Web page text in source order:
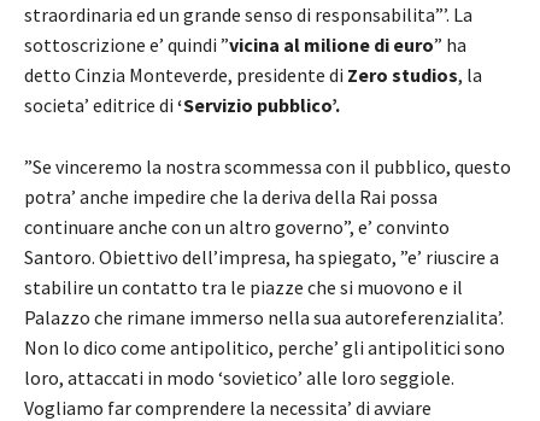
straordinaria ed un grande senso di responsabilita”’. La
sottoscrizione e’ quindi ”vicina al milione di euro” ha
detto Cinzia Monteverde, presidente di Zero studios, la
societa’ editrice di ‘Servizio pubblico’.
”Se vinceremo la nostra scommessa con il pubblico, questo
potra’ anche impedire che la deriva della Rai possa
continuare anche con un altro governo”, e’ convinto
Santoro. Obiettivo dell’impresa, ha spiegato, ”e’ riuscire a
stabilire un contatto tra le piazze che si muovono e il
Palazzo che rimane immerso nella sua autoreferenzialita’.
Non lo dico come antipolitico, perche’ gli antipolitici sono
loro, attaccati in modo ‘sovietico’ alle loro seggiole.
Vogliamo far comprendere la necessita’ di avviare